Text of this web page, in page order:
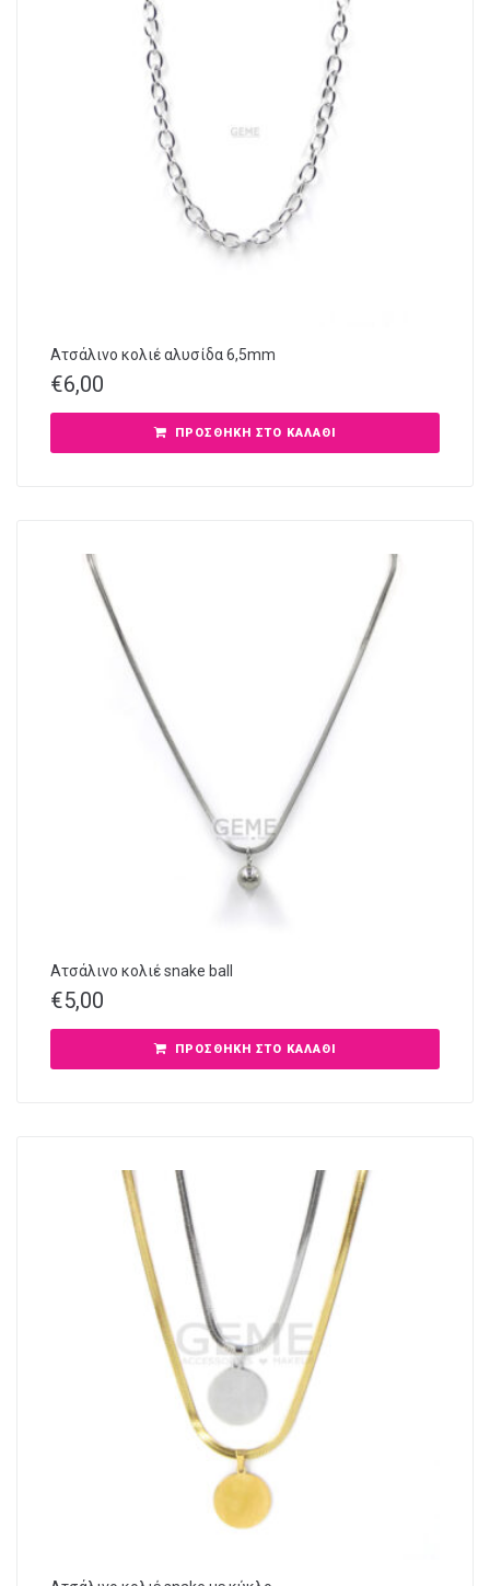
Ατσάλινο κολιέ αλυσίδα 6,5mm
€6,00
ΠΡΟΣΘΉΚΗ ΣΤΟ ΚΑΛΆΘΙ
Ατσάλινο κολιέ snake ball
€5,00
ΠΡΟΣΘΉΚΗ ΣΤΟ ΚΑΛΆΘΙ